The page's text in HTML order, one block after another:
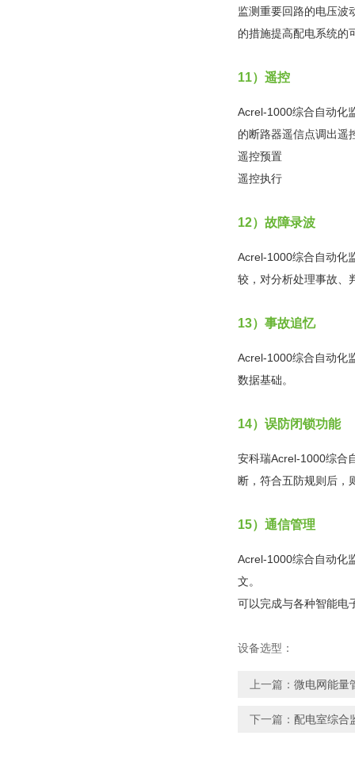
监测重要回路的电压波
的措施提高配电系统的
11）遥控
Acrel-1000综合自动化
的断路器遥信点调出遥
遥控预置
遥控执行
12）故障录波
Acrel-1000综合自动化
较，对分析处理事故、
13）事故追忆
Acrel-1000综合自动化
数据基础。
14）误防闭锁功能
安科瑞Acrel-1000综合
断，符合五防规则后，
15）通信管理
Acrel-1000综合自动化
文。
可以完成与各种智能电
设备选型：
上一篇： 微电网能量
下一篇： 配电室综合